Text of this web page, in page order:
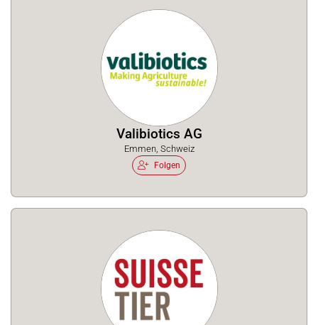
Valibiotics AG
Emmen, Schweiz
Folgen